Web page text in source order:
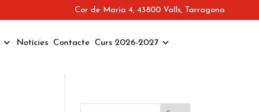
Cor de Maria 4, 43800 Valls, Tarragona
Notícies Contacte Curs 2026-2027